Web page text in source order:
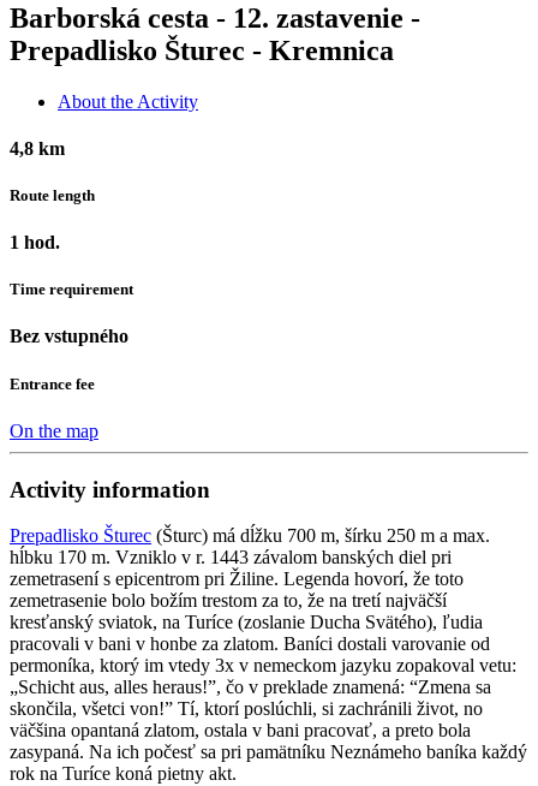
Barborská cesta - 12. zastavenie -
Prepadlisko Šturec - Kremnica
About the Activity
4,8 km
Route length
1 hod.
Time requirement
Bez vstupného
Entrance fee
On the map
Activity information
Prepadlisko Šturec (Šturc) má dĺžku 700 m, šírku 250 m a max.
hĺbku 170 m. Vzniklo v r. 1443 závalom banských diel pri
zemetrasení s epicentrom pri Žiline. Legenda hovorí, že toto
zemetrasenie bolo božím trestom za to, že na tretí najväčší
kresťanský sviatok, na Turíce (zoslanie Ducha Svätého), ľudia
pracovali v bani v honbe za zlatom. Baníci dostali varovanie od
permoníka, ktorý im vtedy 3x v nemeckom jazyku zopakoval vetu:
„Schicht aus, alles heraus!”, čo v preklade znamená: “Zmena sa
skončila, všetci von!” Tí, ktorí poslúchli, si zachránili život, no
väčšina opantaná zlatom, ostala v bani pracovať, a preto bola
zasypaná. Na ich počesť sa pri pamätníku Neznámeho baníka každý
rok na Turíce koná pietny akt.